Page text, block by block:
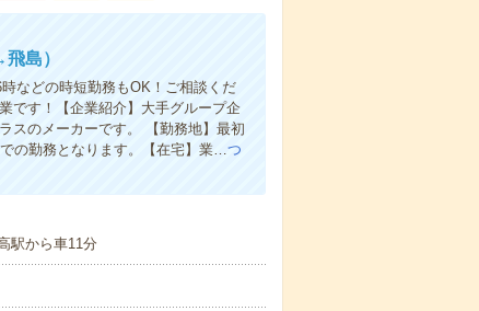
島）
などの時短勤務もOK！ご相談くだ
です！【企業紹介】大手グループ企
スのメーカーです。 【勤務地】最初
の勤務となります。【在宅】業…つ
駅から車11分